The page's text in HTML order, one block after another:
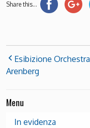
Share this...
Esibizione Orchestra
Arenberg
Menu
In evidenza